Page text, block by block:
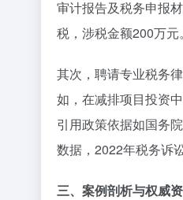
审计报告及税务申报
税，涉税金额200万元
其次，聘请专业税务
如，在减排项目投资
引用政策依据如国务
数据，2022年税务诉
三、案例剖析与权威